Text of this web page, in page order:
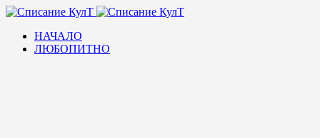
НАЧАЛО
ЛЮБОПИТНО